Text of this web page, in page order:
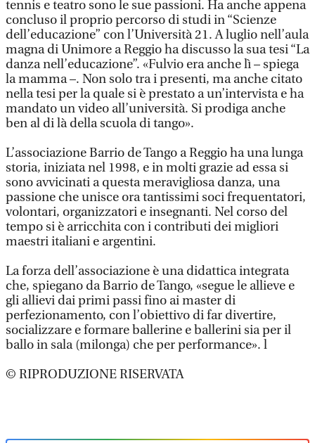
tennis e teatro sono le sue passioni. Ha anche appena
concluso il proprio percorso di studi in “Scienze
dell’educazione” con l’Università 21. A luglio nell’aula
magna di Unimore a Reggio ha discusso la sua tesi “La
danza nell’educazione”. «Fulvio era anche lì – spiega
la mamma –. Non solo tra i presenti, ma anche citato
nella tesi per la quale si è prestato a un’intervista e ha
mandato un video all’università. Si prodiga anche
ben al di là della scuola di tango».
L’associazione Barrio de Tango a Reggio ha una lunga
storia, iniziata nel 1998, e in molti grazie ad essa si
sono avvicinati a questa meravigliosa danza, una
passione che unisce ora tantissimi soci frequentatori,
volontari, organizzatori e insegnanti. Nel corso del
tempo si è arricchita con i contributi dei migliori
maestri italiani e argentini.
La forza dell’associazione è una didattica integrata
che, spiegano da Barrio de Tango, «segue le allieve e
gli allievi dai primi passi fino ai master di
perfezionamento, con l’obiettivo di far divertire,
socializzare e formare ballerine e ballerini sia per il
ballo in sala (milonga) che per performance». l
© RIPRODUZIONE RISERVATA